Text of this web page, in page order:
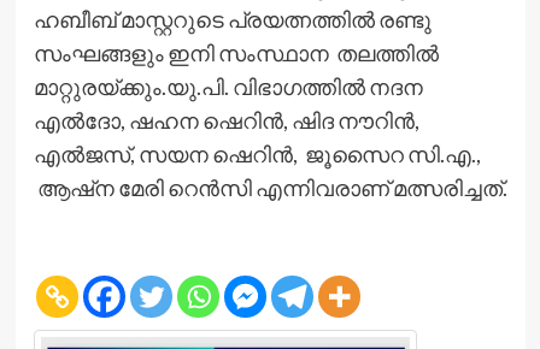
ഹബീബ് മാസ്റ്ററുടെ പ്രയത്നത്തിൽ രണ്ടു
സംഘങ്ങളും ഇനി സംസ്ഥാന തലത്തിൽ
മാറ്റുരയ്ക്കും.യു.പി. വിഭാഗത്തിൽ നദന
എൽദോ, ഷഹന ഷെറിൻ, ഷിദ നൗറിൻ,
എൽജസ്, സയന ഷെറിൻ, ജൂസൈറ സി.എ.,
ആഷ്ന മേരി റെൻസി എന്നിവരാണ് മത്സരിച്ചത്.